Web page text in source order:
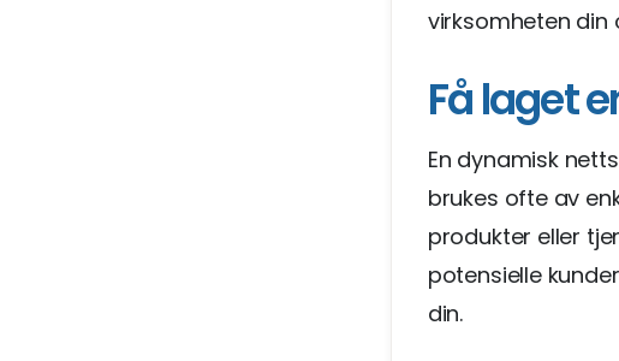
virksomheten din
Få laget
En dynamisk
brukes ofte av
produkter eller
potensielle
din.